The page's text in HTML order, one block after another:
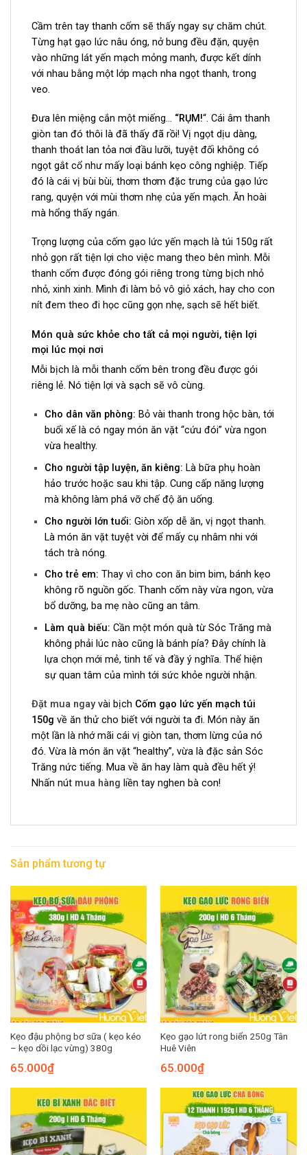
Cầm trên tay thanh cốm sẽ thấy ngay sự chăm chút.
Từng hạt gạo lức nâu óng, nở bung đều đặn, quyện
vào những lát yến mạch mỏng manh, được kết dính
với nhau bằng một lớp mạch nha ngọt thanh, trong
veo.
Đưa lên miệng cắn một miếng… “RỤM!“. Cái âm thanh
giòn tan đó thôi là đã thấy đã rồi! Vị ngọt dịu dàng,
thanh thoát lan tỏa nơi đầu lưỡi, tuyệt đối không có
ngọt gắt cổ như mấy loại bánh kẹo công nghiệp. Tiếp
đó là cái vị bùi bùi, thơm thơm đặc trưng của gạo lức
rang, quyện với mùi thơm nhẹ của yến mạch. Ăn hoài
mà hổng thấy ngán.
Trọng lượng của cốm gạo lức yến mạch là túi 150g rất
nhỏ gọn rất tiện lợi cho việc mang theo bên mình. Mỗi
thanh cốm được đóng gói riêng trong từng bịch nhỏ
nhỏ, xinh xinh. Mình đi làm bỏ vô giỏ xách, hay cho con
nít đem theo đi học cũng gọn nhẹ, sạch sẽ hết biết.
Món quà sức khỏe cho tất cả mọi người, tiện lợi
mọi lúc mọi nơi
Mỗi bịch là mỗi thanh cốm bên trong đều được gói
riêng lẻ. Nó tiện lợi và sạch sẽ vô cùng.
Cho dân văn phòng: Bỏ vài thanh trong hộc bàn, tới
buổi xế là có ngay món ăn vặt “cứu đói” vừa ngon
vừa healthy.
Cho người tập luyện, ăn kiêng: Là bữa phụ hoàn
hảo trước hoặc sau khi tập. Cung cấp năng lượng
mà không làm phá vỡ chế độ ăn uống.
Cho người lớn tuổi: Giòn xốp dễ ăn, vị ngọt thanh.
Là món ăn vặt tuyệt vời để mấy cụ nhâm nhi với
tách trà nóng.
Cho trẻ em: Thay vì cho con ăn bim bim, bánh kẹo
không rõ nguồn gốc. Thanh cốm này vừa ngon, vừa
bổ dưỡng, ba mẹ nào cũng an tâm.
Làm quà biếu: Cần một món quà từ Sóc Trăng mà
không phải lúc nào cũng là bánh pía? Đây chính là
lựa chọn mới mẻ, tinh tế và đầy ý nghĩa. Thể hiện
sự quan tâm của mình tới sức khỏe người nhận.
Đặt mua ngay vài bịch Cốm gạo lức yến mạch túi
150g về ăn thử cho biết với người ta đi. Món này ăn
một lần là nhớ mãi cái vị giòn tan, thơm lừng của nó
đó. Vừa là món ăn vặt “healthy”, vừa là đặc sản Sóc
Trăng nức tiếng. Mua về ăn hay làm quà đều hết ý!
Nhấn nút mua hàng liền tay nghen bà con!
Sản phẩm tương tự
Kẹo đậu phộng bơ sữa ( kẹo kéo
– kẹo dồi lạc vừng) 380g
65.000₫
Kẹo gạo lứt rong biển 250g Tân
Huê Viên
65.000₫